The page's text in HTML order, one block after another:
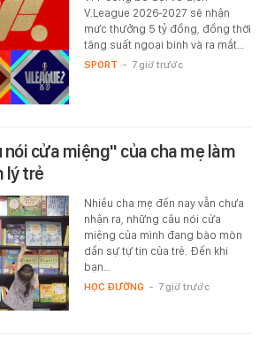
V.League 2026-2027 sẽ nhận
mức thưởng 5 tỷ đồng, đồng thời
tăng suất ngoại binh và ra mắt…
SPORT - 7 giờ trước
cửa miệng" của cha mẹ làm
lý trẻ
Nhiều cha mẹ đến nay vẫn chưa
nhận ra, những câu nói cửa
miệng của mình đang bào mòn
dần sự tự tin của trẻ. Đến khi
bạn…
HỌC ĐƯỜNG - 7 giờ trước